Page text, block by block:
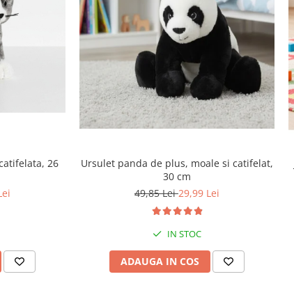
26
Ursulet panda de plus, moale si catifelat,
30 cm
49,85 Lei29,99 Lei
IN STOC
ADAUGA IN COS